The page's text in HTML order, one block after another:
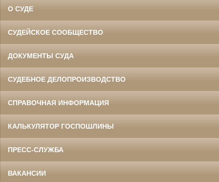
О СУДЕ
СУДЕЙСКОЕ СООБЩЕСТВО
ДОКУМЕНТЫ СУДА
СУДЕБНОЕ ДЕЛОПРОИЗВОДСТВО
СПРАВОЧНАЯ ИНФОРМАЦИЯ
КАЛЬКУЛЯТОР ГОСПОШЛИНЫ
ПРЕСС-СЛУЖБА
ВАКАНСИИ